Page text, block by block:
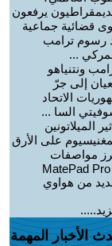
يرفعون
قضائية جماعية
رسوم ترامب
...
ونتنياهو
إلى جرّ
الاتحاد
السا ...
الميلاتونين
على الأرق
مواصفات
MatePad
من هواوي
الأخبار المهمة